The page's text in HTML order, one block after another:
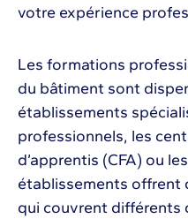
votre expérience
Les formations
du bâtiment sont
établissements
professionnels, les
d’apprentis (CFA) ou
établissements offrent
qui couvrent différents